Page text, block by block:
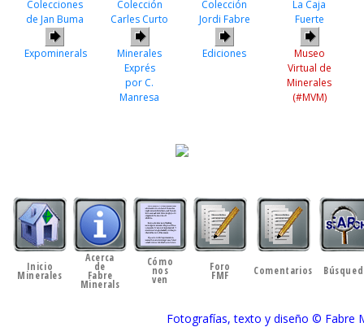
Colecciones
de Jan Buma
Colección
Carles Curto
Colección
Jordi Fabre
La Caja
Fuerte
Expominerals
Minerales
Exprés
por C.
Manresa
Ediciones
Museo
Virtual de
Minerales
(#MVM)
Inicio
Minerales
Acerca
de
Fabre
Minerals
Cómo
nos
ven
Foro
FMF Comentarios
Fotografías, texto y diseño © Fabre